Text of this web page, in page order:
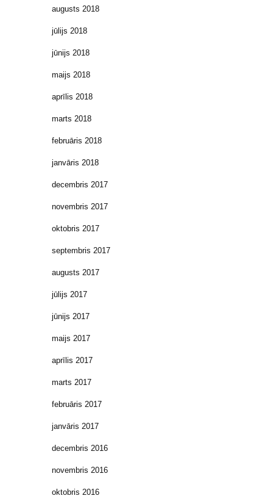
augusts 2018
jūlijs 2018
jūnijs 2018
maijs 2018
aprīlis 2018
marts 2018
februāris 2018
janvāris 2018
decembris 2017
novembris 2017
oktobris 2017
septembris 2017
augusts 2017
jūlijs 2017
jūnijs 2017
maijs 2017
aprīlis 2017
marts 2017
februāris 2017
janvāris 2017
decembris 2016
novembris 2016
oktobris 2016